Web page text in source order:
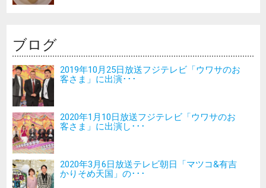
ブログ
2019年10月25日放送フジテレビ「ウワサのお
客さま」に出演･･･
2020年1月10日放送フジテレビ「ウワサのお
客さま」に出演し･･･
2020年3月6日放送テレビ朝日「マツコ&有吉
かりそめ天国」の･･･